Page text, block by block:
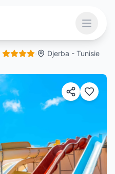
Ouvrir
· Djerba - Tunisie